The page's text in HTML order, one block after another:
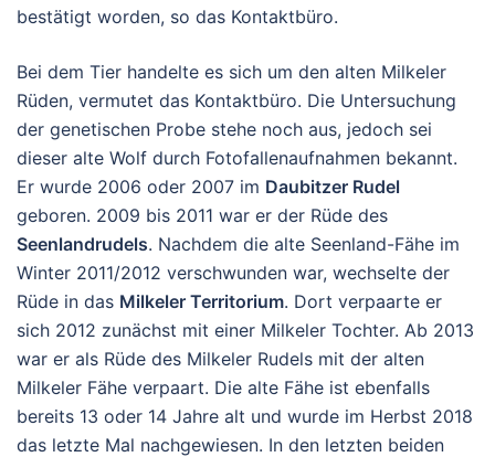
bestätigt worden, so das Kontaktbüro.
Bei dem Tier handelte es sich um den alten Milkeler
Rüden, vermutet das Kontaktbüro. Die Untersuchung
der genetischen Probe stehe noch aus, jedoch sei
dieser alte Wolf durch Fotofallenaufnahmen bekannt.
Er wurde 2006 oder 2007 im Daubitzer Rudel
geboren. 2009 bis 2011 war er der Rüde des
Seenlandrudels. Nachdem die alte Seenland-Fähe im
Winter 2011/2012 verschwunden war, wechselte der
Rüde in das Milkeler Territorium. Dort verpaarte er
sich 2012 zunächst mit einer Milkeler Tochter. Ab 2013
war er als Rüde des Milkeler Rudels mit der alten
Milkeler Fähe verpaart. Die alte Fähe ist ebenfalls
bereits 13 oder 14 Jahre alt und wurde im Herbst 2018
das letzte Mal nachgewiesen. In den letzten beiden